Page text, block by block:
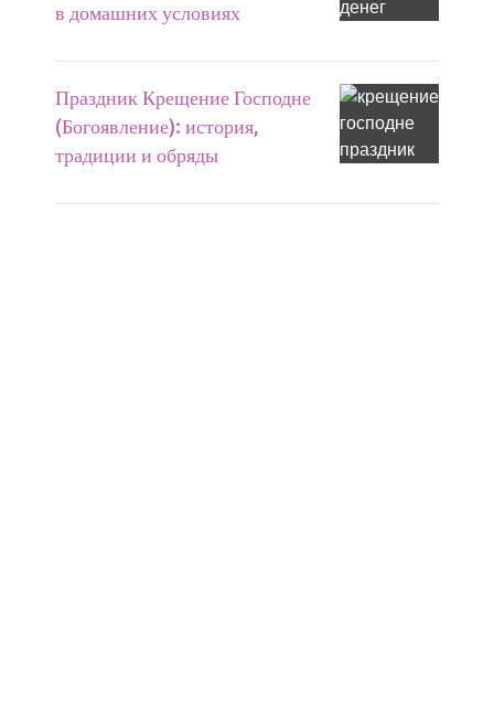
в домашних условиях
Праздник Крещение Господне
(Богоявление): история,
традиции и обряды